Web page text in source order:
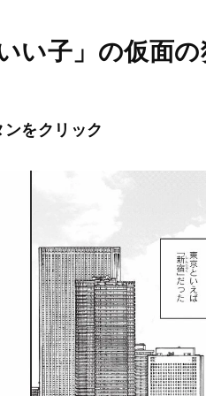
い子」の仮面
をクリック